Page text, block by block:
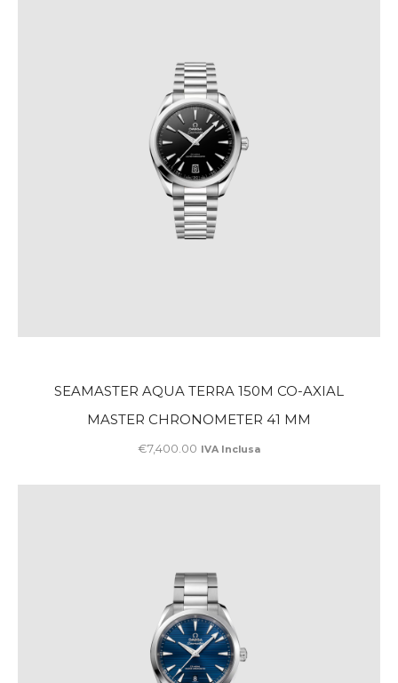
SEAMASTER AQUA TERRA 150M CO-AXIAL
MASTER CHRONOMETER 41 MM
€7,400 00 IVA Inclusa